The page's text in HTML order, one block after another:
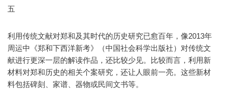
五
利用传统文献对郑和及其时代的历史研究已愈百年，像2013年
周运中《郑和下西洋新考》（中国社会科学出版社）对传统文
献进行更深一层的解读作品，还比较少见。比较而言，利用新
材料对郑和历史的相关个案研究，还让人眼前一亮。这些新材
料包括碑刻、家谱、器物或民间文书等。